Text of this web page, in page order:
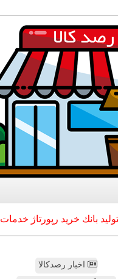
تولید بانك خرید رپورتاژ خدمات
اخبار رصدکالا